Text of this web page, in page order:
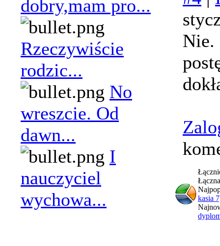
dobry,mam pro...
Rzeczywiście
rodzic...
No
wreszcie. Od
dawn...
I
nauczyciel
wychowa...
Nie.
kasia